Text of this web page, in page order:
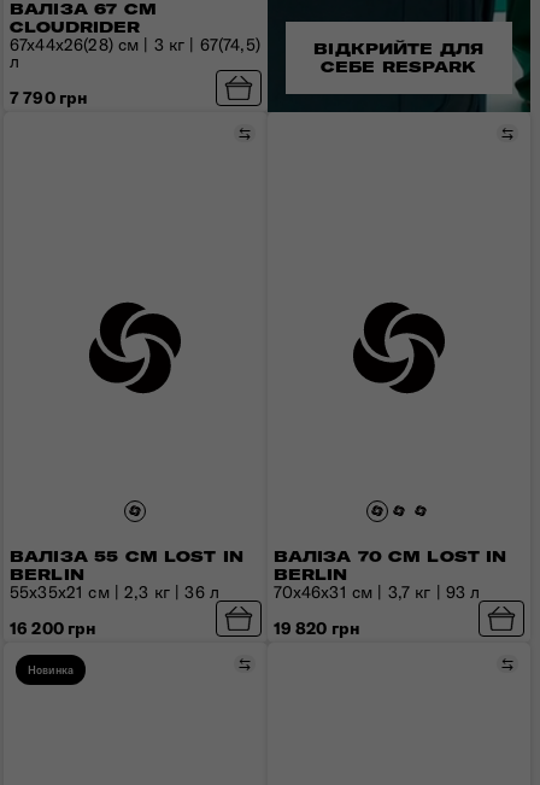
ВАЛІЗА 67 СМ
CLOUDRIDER
67x44x26(28) см | 3 кг | 67(74,5)
л
7 790 грн
ВАЛІЗА 55 СМ LOST IN
BERLIN
Порівняти
55x35x21 см | 2,3 кг | 36 л
16 200 грн
ВАЛІЗА 70 СМ LOST IN
BERLIN
70х46х31 см | 3,7 кг | 93 л
19 820 грн
Новинка Порівняти
ВІДКРИЙТЕ ДЛЯ
СЕБЕ RESPARK